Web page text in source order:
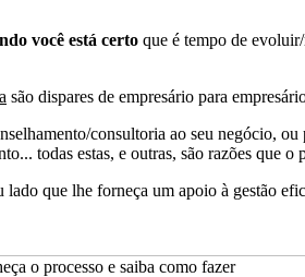
você está certo que é tempo de
são dispares de empresário para
consultoria ao seu negócio,
todas estas, e outras, são razões que
que lhe forneça um apoio à gestão